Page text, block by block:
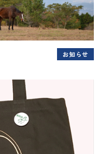
お知らせ